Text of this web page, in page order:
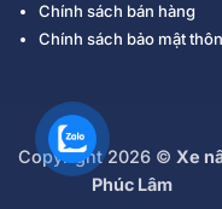
Chính sách bán hàng
Chính sách bảo mật
Copyright 2026 © Xe
Phúc Lâm